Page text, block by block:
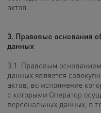
актов.
3. Правовые основания
данных
3.1. Правовым
данных является
актов, во исполнение
с которыми Оператор
персональных данных, в